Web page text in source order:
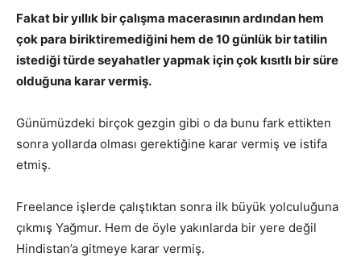
Fakat bir yıllık bir çalışma macerasının ardından hem
çok para biriktiremediğini hem de 10 günlük bir tatilin
istediği türde seyahatler yapmak için çok kısıtlı bir süre
olduğuna karar vermiş.
Günümüzdeki birçok gezgin gibi o da bunu fark ettikten
sonra yollarda olması gerektiğine karar vermiş ve istifa
etmiş.
Freelance işlerde çalıştıktan sonra ilk büyük yolculuğuna
çıkmış Yağmur. Hem de öyle yakınlarda bir yere değil
Hindistan’a gitmeye karar vermiş.